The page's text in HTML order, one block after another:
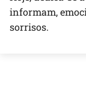
informam,
sorrisos.